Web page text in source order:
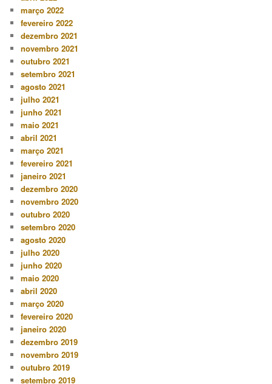
março 2022
fevereiro 2022
dezembro 2021
novembro 2021
outubro 2021
setembro 2021
agosto 2021
julho 2021
junho 2021
maio 2021
abril 2021
março 2021
fevereiro 2021
janeiro 2021
dezembro 2020
novembro 2020
outubro 2020
setembro 2020
agosto 2020
julho 2020
junho 2020
maio 2020
abril 2020
março 2020
fevereiro 2020
janeiro 2020
dezembro 2019
novembro 2019
outubro 2019
setembro 2019